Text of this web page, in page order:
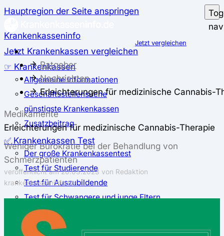
Hauptregion der Seite anspringen
Krankenkasseninfo
Jetzt Krankenkassen vergleichen
☞ Krankenkassen
Allgemeine Informationen
Geschäftsstellensuche
günstigste Krankenkassen
Zusatzbeitrag
✅ Krankenkassen Test
Der große Krankenkassentest
Test für Studierende
Test für Auszubildende
Test für Schwangere und junge Eltern
Test für Selbstständige
⚖️ Vergleich & Rechner
Jetzt vergleichen
Ratgeber
Nachrichten
Erleichterungen für medizinische Cannabis-
Medikamente
Erleichterungen für medizinische Cannabis-Therapie
Weniger Bürokratie bei der Behandlung von
Schmerzpatienten
veröffentlicht am20.03.2023 von Redaktion
krankenkasseninfo.de